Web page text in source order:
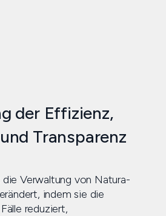
der Effizienz,
Transparenz
Verwaltung von Natura-
indem sie die
reduziert,